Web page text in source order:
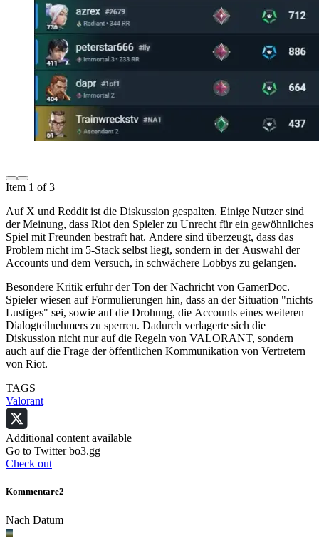
Item 1 of 3
Auf X und Reddit ist die Diskussion gespalten. Einige Nutzer sind
der Meinung, dass Riot den Spieler zu Unrecht für ein gewöhnliches
Spiel mit Freunden bestraft hat. Andere sind überzeugt, dass das
Problem nicht im 5-Stack selbst liegt, sondern in der Auswahl der
Accounts und dem Versuch, in schwächere Lobbys zu gelangen.
Besondere Kritik erfuhr der Ton der Nachricht von GamerDoc.
Spieler wiesen auf Formulierungen hin, dass an der Situation "nichts
Lustiges" sei, sowie auf die Drohung, die Accounts eines weiteren
Dialogteilnehmers zu sperren. Dadurch verlagerte sich die
Diskussion nicht nur auf die Regeln von VALORANT, sondern
auch auf die Frage der öffentlichen Kommunikation von Vertretern
von Riot.
TAGS
Valorant
Additional content available
Go to Twitter bo3.gg
Check out
Kommentare2
Nach Datum